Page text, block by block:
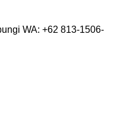
WA: +62 813-1506-